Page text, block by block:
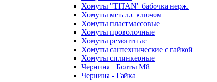
Хомуты "TITAN" бабочка нерж.
Хомуты метал.с ключом
Хомуты пластмассовые
Хомуты проволочные
Хомуты ремонтные
Хомуты сантехнические с гайкой
Хомуты сплинкерные
Чернина - Болты М8
Чернина - Гайка